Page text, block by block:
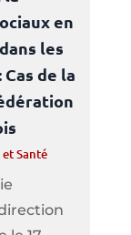
en
les
de la
Santé